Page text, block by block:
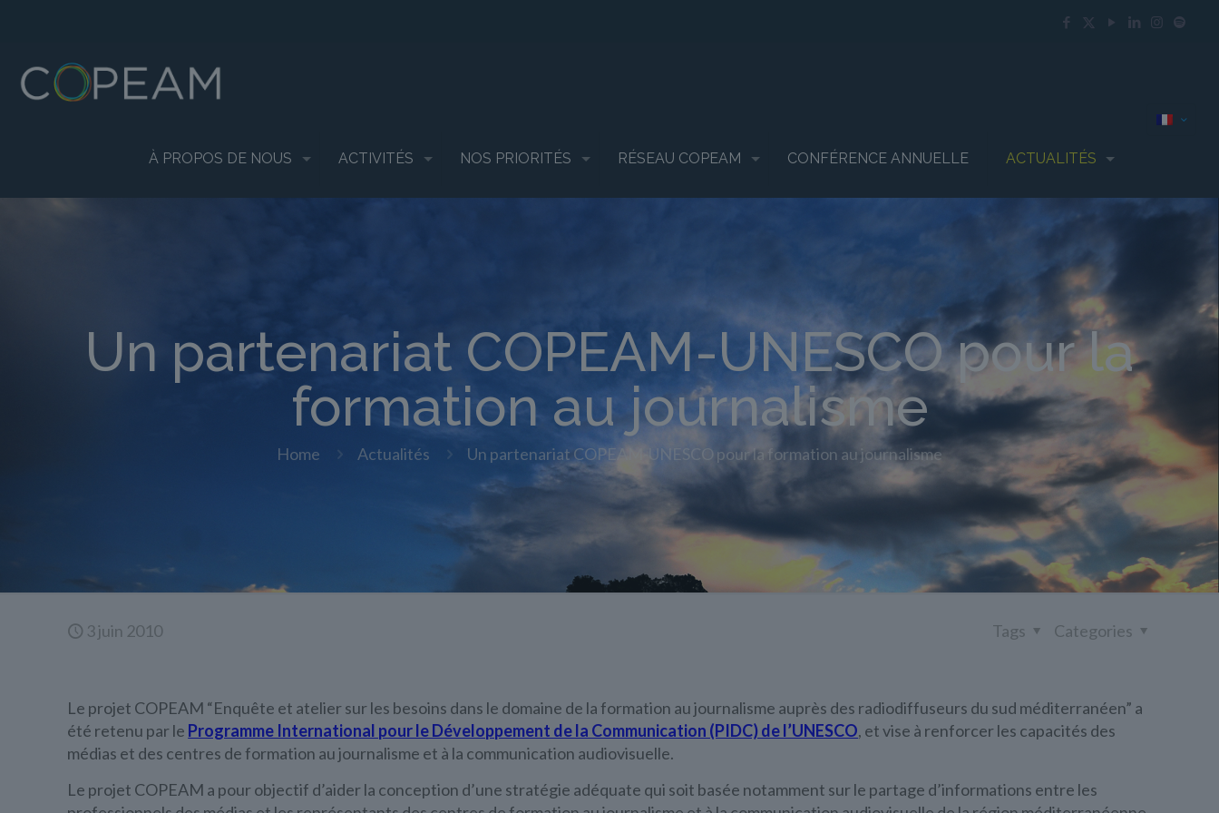
À PROPOS DE NOUS ACTIVITÉS NOS PRIORITÉS RÉSEAU COPEAM CONFÉRENCE ANNUELLE ACTUALITÉS
Un partenariat COPEAM-UNESCO pour la
formation au journalisme
Home Actualités Un partenariat COPEAM-UNESCO pour la formation au journalisme
3 juin 2010 Categories
Tags
Le projet COPEAM “Enquête et atelier sur les besoins dans le domaine de la formation au journalisme auprès des radiodiffuseurs du sud méditerranéen” a
été retenu par le Programme International pour le Développement de la Communication (PIDC) de l’UNESCO, et vise à renforcer les capacités des
médias et des centres de formation au journalisme et à la communication audiovisuelle.
Le projet COPEAM a pour objectif d’aider la conception d’une stratégie adéquate qui soit basée notamment sur le partage d’informations entre les